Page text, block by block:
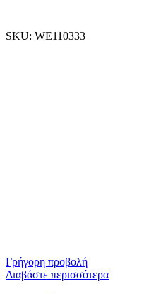
SKU: WE110333
Γρήγορη προβολή
Διαβάστε περισσότερα